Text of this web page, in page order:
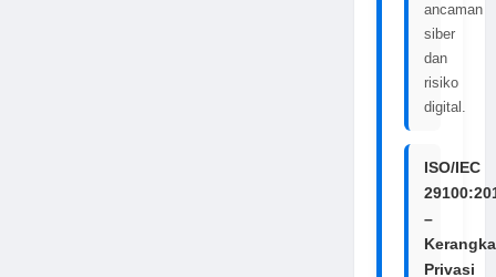
ancaman
siber
dan
risiko
digital.
ISO/IEC
–
Kerangka
Privasi